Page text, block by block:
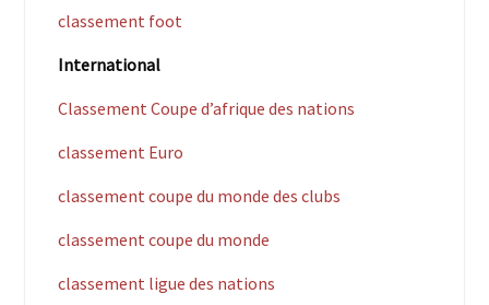
classement foot
International
Classement Coupe d’afrique des nations
classement Euro
classement coupe du monde des clubs
classement coupe du monde
classement ligue des nations